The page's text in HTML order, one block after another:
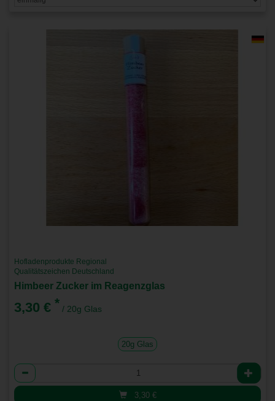
Hofladenprodukte Regional
Qualitätszeichen Deutschland
Himbeer Zucker im Reagenzglas
3,30 € * / 20g Glas
20g Glas
Anzahl
3,30 €